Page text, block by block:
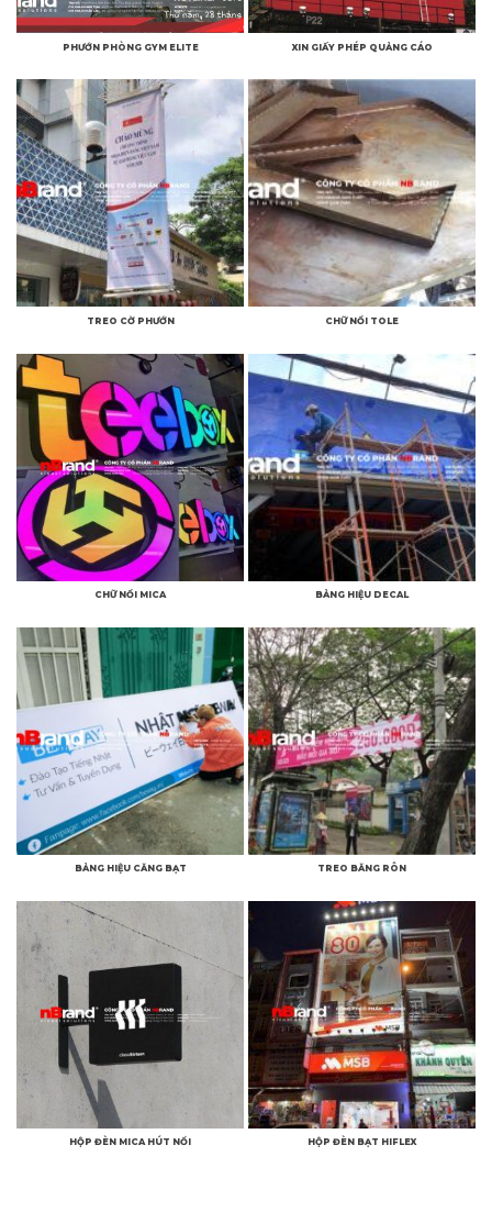
PHƯỚN PHÒNG GYM ELITE XIN GIẤY PHÉP QUẢNG CÁO
TREO CỜ PHƯỚN CHỮ NỔI TOLE
CHỮ NỔI MICA BẢNG HIỆU DECAL
BẢNG HIỆU CĂNG BẠT TREO BĂNG RÔN
HỘP ĐÈN MICA HÚT NỔI HỘP ĐÈN BẠT HIFLEX